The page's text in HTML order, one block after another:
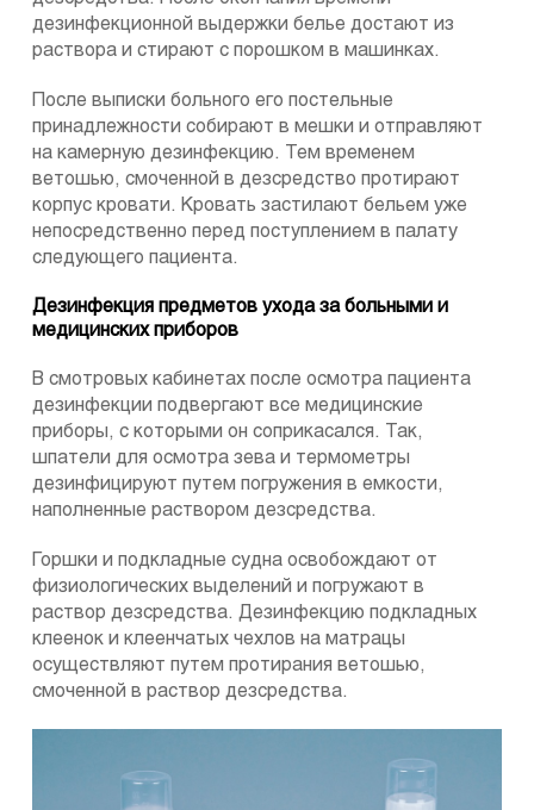
дезинфекционной выдержки белье достают из
раствора и стирают с порошком в машинках.
После выписки больного его постельные
принадлежности собирают в мешки и отправляют
на камерную дезинфекцию. Тем временем
ветошью, смоченной в дезсредство протирают
корпус кровати. Кровать застилают бельем уже
непосредственно перед поступлением в палату
следующего пациента.
Дезинфекция предметов ухода за больными и
медицинских приборов
В смотровых кабинетах после осмотра пациента
дезинфекции подвергают все медицинские
приборы, с которыми он соприкасался. Так,
шпатели для осмотра зева и термометры
дезинфицируют путем погружения в емкости,
наполненные раствором дезсредства.
Горшки и подкладные судна освобождают от
физиологических выделений и погружают в
раствор дезсредства. Дезинфекцию подкладных
клеенок и клеенчатых чехлов на матрацы
осуществляют путем протирания ветошью,
смоченной в раствор дезсредства.